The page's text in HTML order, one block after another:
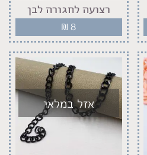
רצועה לחגורה לבן
₪ 8
אזל במלאי